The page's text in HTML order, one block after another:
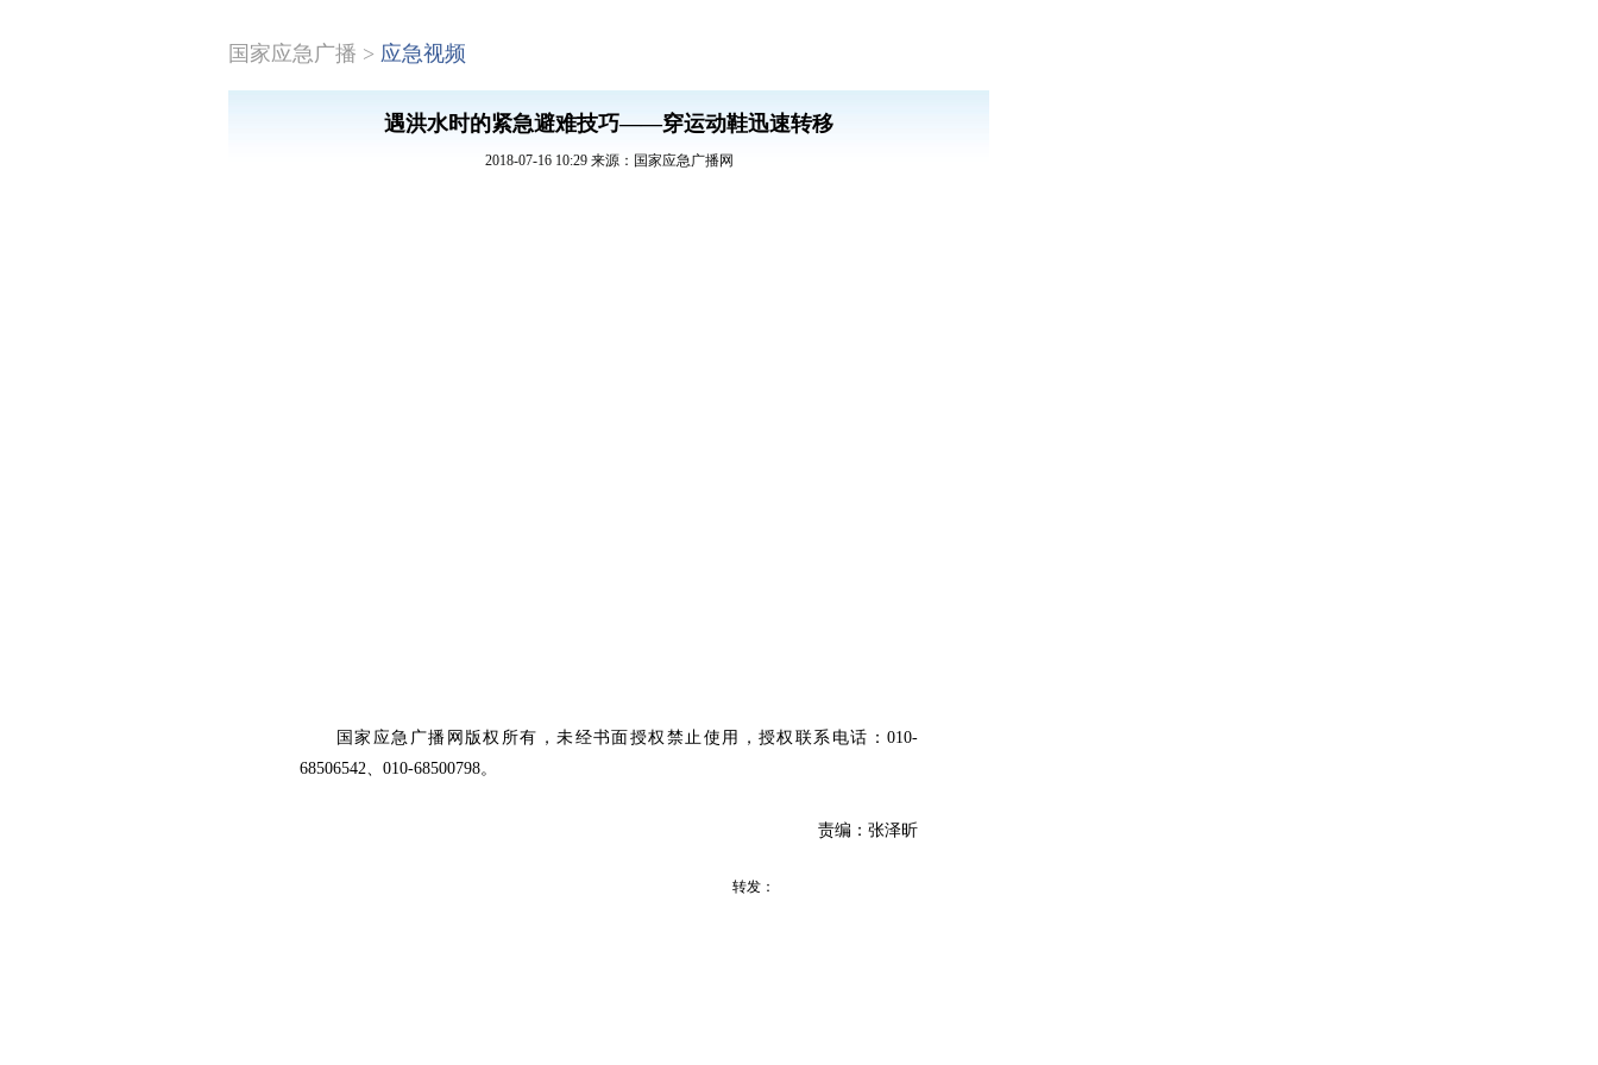
国家应急广播 > 应急视频
遇洪水时的紧急避难技巧——穿运动鞋迅速转移
2018-07-16 10:29 来源：国家应急广播网
国家应急广播网版权所有，未经书面授权禁止使用，授权联系电话：010-
68506542、010-68500798。
责编：张泽昕
转发：